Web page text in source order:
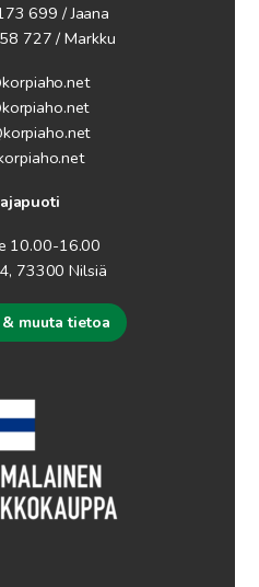
699 / Jaana
727 / Markku
10.00-16.00
73300 Nilsiä
muuta tietoa